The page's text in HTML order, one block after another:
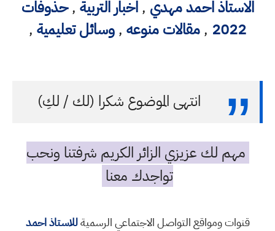
الاستاذ احمد مهدي ,اخبار التربية ,حذوفات
2022
,مقالات منوعه ,وسائل تعليمية ,
انتهى الموضوع شكرا (لك / لكِ)
مهم لك عزيزي الزائر الكريم شرفتنا ونحب
تواجدك معنا
قنوات ومواقع التواصل الاجتماعي الرسميةللاستاذ احمد